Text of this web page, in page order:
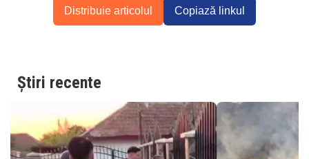
Distribuie articolul Copiază linkul
Știri recente